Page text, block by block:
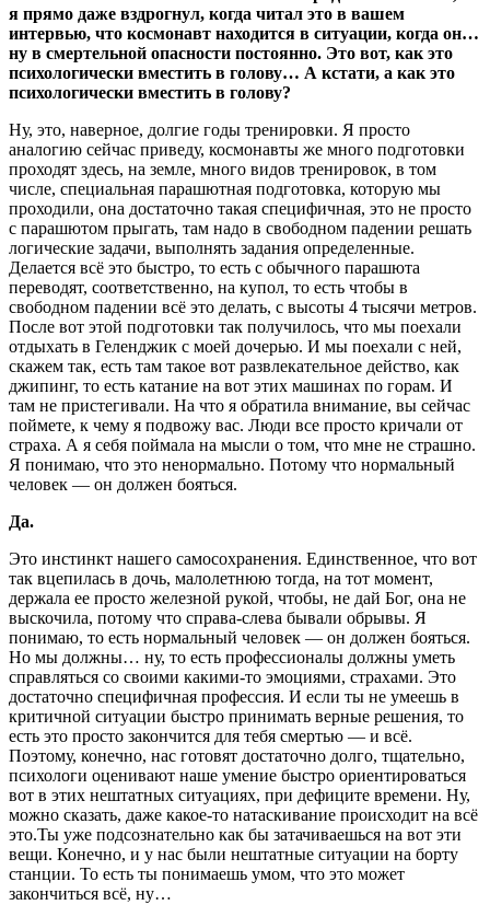
я прямо даже вздрогнул, когда читал это в вашем
интервью, что космонавт находится в ситуации, когда он…
ну в смертельной опасности постоянно. Это вот, как это
психологически вместить в голову… А кстати, а как это
психологически вместить в голову?
Ну, это, наверное, долгие годы тренировки. Я просто
аналогию сейчас приведу, космонавты же много подготовки
проходят здесь, на земле, много видов тренировок, в том
числе, специальная парашютная подготовка, которую мы
проходили, она достаточно такая специфичная, это не просто
с парашютом прыгать, там надо в свободном падении решать
логические задачи, выполнять задания определенные.
Делается всё это быстро, то есть с обычного парашюта
переводят, соответственно, на купол, то есть чтобы в
свободном падении всё это делать, с высоты 4 тысячи метров.
После вот этой подготовки так получилось, что мы поехали
отдыхать в Геленджик с моей дочерью. И мы поехали с ней,
скажем так, есть там такое вот развлекательное действо, как
джипинг, то есть катание на вот этих машинах по горам. И
там не пристегивали. На что я обратила внимание, вы сейчас
поймете, к чему я подвожу вас. Люди все просто кричали от
страха. А я себя поймала на мысли о том, что мне не страшно.
Я понимаю, что это ненормально. Потому что нормальный
человек — он должен бояться.
Да.
Это инстинкт нашего самосохранения. Единственное, что вот
так вцепилась в дочь, малолетнюю тогда, на тот момент,
держала ее просто железной рукой, чтобы, не дай Бог, она не
выскочила, потому что справа-слева бывали обрывы. Я
понимаю, то есть нормальный человек — он должен бояться.
Но мы должны… ну, то есть профессионалы должны уметь
справляться со своими какими-то эмоциями, страхами. Это
достаточно специфичная профессия. И если ты не умеешь в
критичной ситуации быстро принимать верные решения, то
есть это просто закончится для тебя смертью — и всё.
Поэтому, конечно, нас готовят достаточно долго, тщательно,
психологи оценивают наше умение быстро ориентироваться
вот в этих нештатных ситуациях, при дефиците времени. Ну,
можно сказать, даже какое-то натаскивание происходит на всё
это.Ты уже подсознательно как бы затачиваешься на вот эти
вещи. Конечно, и у нас были нештатные ситуации на борту
станции. То есть ты понимаешь умом, что это может
закончиться всё, ну…